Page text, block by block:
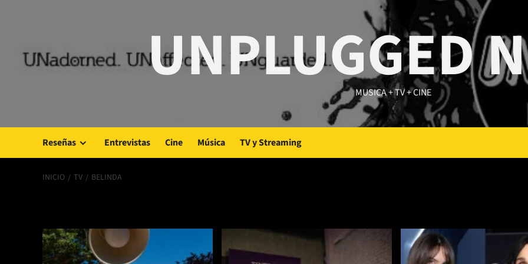
UNPLUGGED
MUSICA + TV + CINE
Reseñas Entrevistas Cine Música TV y Streaming
INICIO TV BELINDA